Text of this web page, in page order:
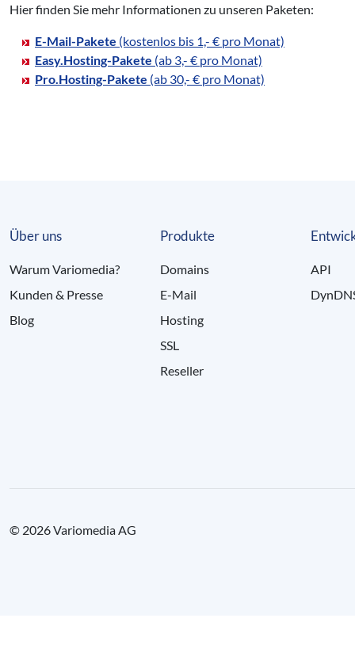
Hier finden Sie mehr Informationen zu unseren Paketen:
E-Mail-Pakete (kostenlos bis 1,- € pro Monat)
Easy.Hosting-Pakete (ab 3,- € pro Monat)
Pro.Hosting-Pakete (ab 30,- € pro Monat)
Über uns
Warum Variomedia?
Kunden & Presse
Blog
Produkte
Domains
E-Mail
Hosting
SSL
Reseller
API
© 2026 Variomedia AG